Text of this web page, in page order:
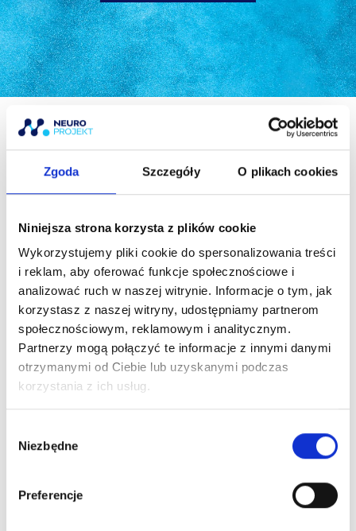
Zgoda Szczegóły O plikach cookies
Niniejsza strona korzysta z plików cookie
Wykorzystujemy pliki cookie do spersonalizowania treści
i reklam, aby oferować funkcje społecznościowe i
analizować ruch w naszej witrynie. Informacje o tym, jak
korzystasz z naszej witryny, udostępniamy partnerom
społecznościowym, reklamowym i analitycznym.
Partnerzy mogą połączyć te informacje z innymi danymi
otrzymanymi od Ciebie lub uzyskanymi podczas
korzystania z ich usług.
Niezbędne
Preferencje
VEDYCJA – DOŁĄCZ DO NAS
Neuro Klub, to miejsce dla terapeutów,
którzy
szukają skutecznych rozwiązań
Już niedługo możesz dołączyć do nowej